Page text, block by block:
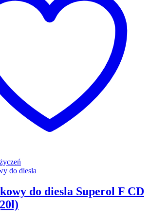
do diesla Superol F CD